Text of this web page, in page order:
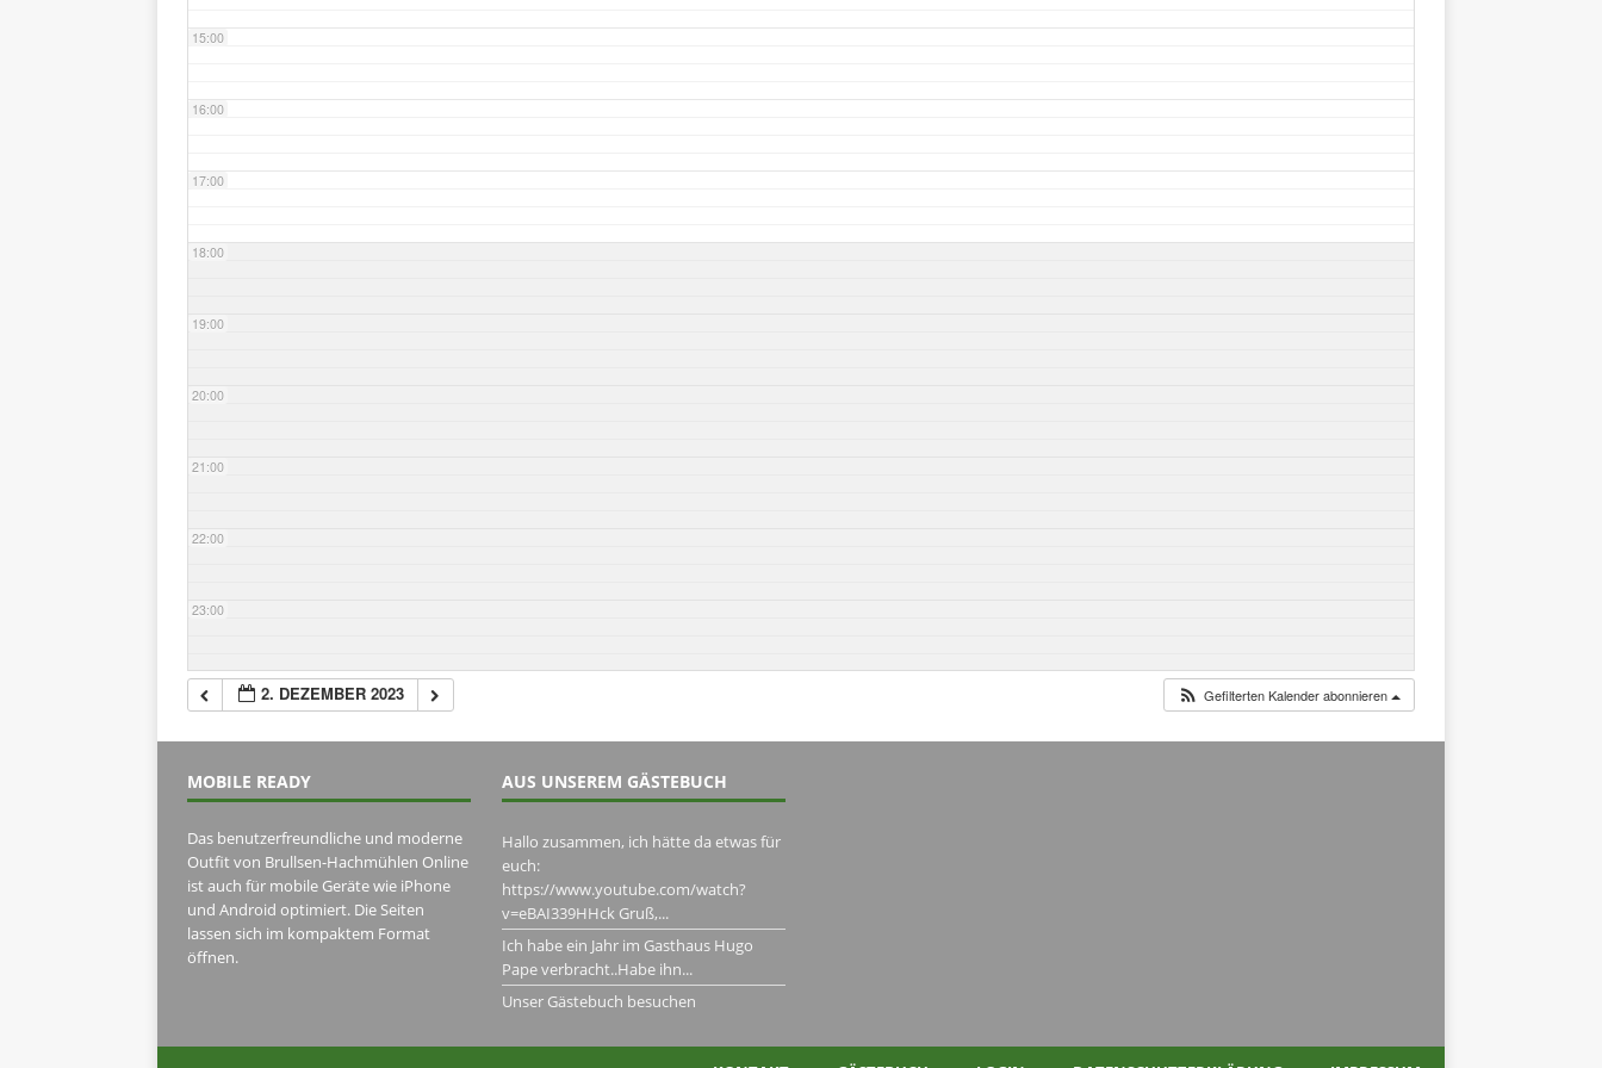
15:00
16:00
17:00
18:00
19:00
20:00
21:00
22:00
23:00
2. DEZEMBER 2023 Gefilterten Kalender abonnieren
MOBILE READY
Das benutzerfreundliche und moderne
Outfit von Brullsen-Hachmühlen Online
ist auch für mobile Geräte wie iPhone
und Android optimiert. Die Seiten
lassen sich im kompaktem Format
öffnen.
AUS UNSEREM GÄSTEBUCH
Hallo zusammen, ich hätte da etwas für
euch:
https://www.youtube.com/watch?
v=eBAI339HHck Gruß,...
Ich habe ein Jahr im Gasthaus Hugo
Pape verbracht..Habe ihn...
Unser Gästebuch besuchen